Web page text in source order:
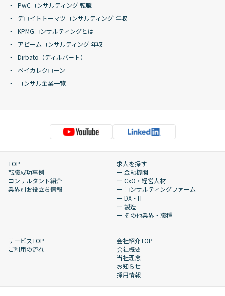
PwCコンサルティング 転職
デロイトトーマツコンサルティング 年収
KPMGコンサルティングとは
アビームコンサルティング 年収
Dirbato（ディルバート）
ベイカレクローン
コンサル企業一覧
TOP
転職成功事例
コンサルタント紹介
業界別お役立ち情報
求人を探す
ー 金融機関
ー CxO・経営人材
ー コンサルティングファーム
ー DX・IT
ー 製造
ー その他業界・職種
サービスTOP
ご利用の流れ
会社紹介TOP
会社概要
当社理念
お知らせ
採用情報